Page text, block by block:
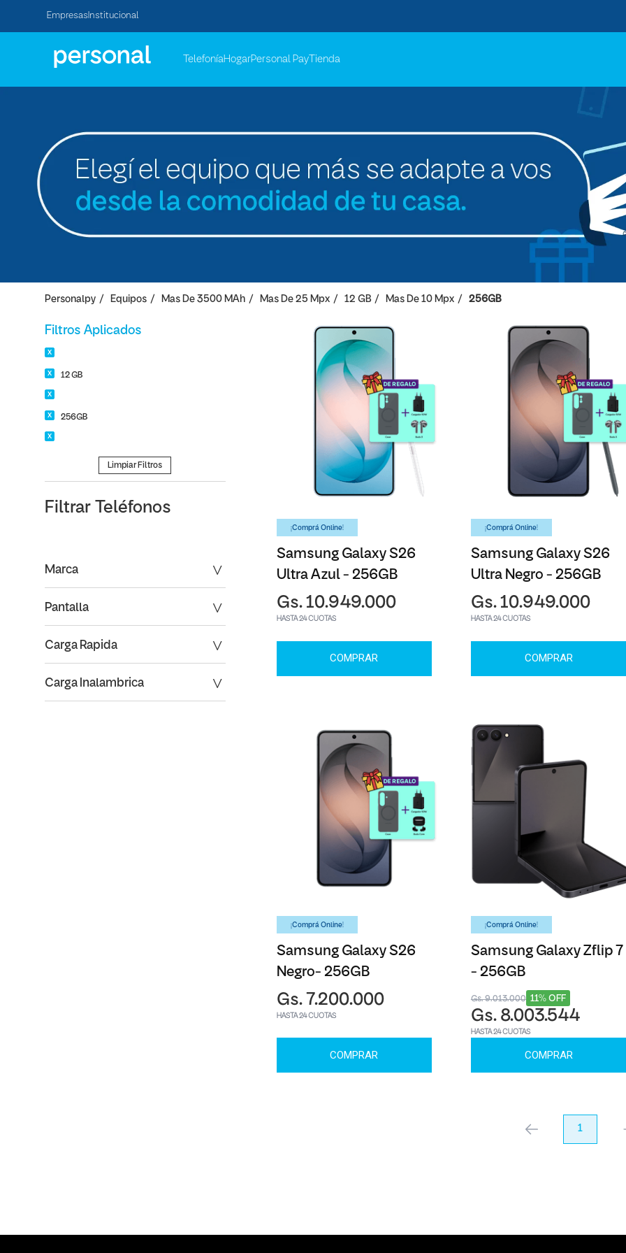
Empresas Institucional
TelefoníaHogarPersonal Pay Tienda
Personalpy Equipos Mas De 3500 MAh Mas De 25 Mpx 12 GB Mas De 10 Mpx 256GB
Filtros Aplicados
12 GB
256GB
Limpiar Filtros
Filtrar Teléfonos
Marca
Pantalla
Carga Rapida
Carga Inalambrica
¡Comprá Online!
Samsung Galaxy S26
Ultra Azul - 256GB
Gs. 10.949.000
HASTA 24 CUOTAS
COMPRAR
¡Comprá Online!
Samsung Galaxy S26
Ultra Negro - 256GB
Gs. 10.949.000
HASTA 24 CUOTAS
COMPRAR
¡Comprá Online!
Samsung Galaxy S26
Negro- 256GB
Gs. 7.200.000
HASTA 24 CUOTAS
COMPRAR
¡Comprá Online!
Samsung Galaxy Zflip 7
- 256GB
11% OFF
Gs. 9.013.000
Gs. 8.003.544
HASTA 24 CUOTAS
COMPRAR
anterior 1